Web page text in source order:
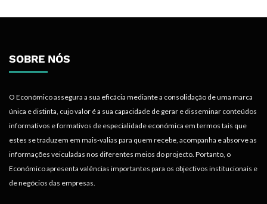
SOBRE NÓS
O Económico assegura a sua eficácia mediante a consolidação de uma marca
única e distinta, cujo valor é a sua capacidade de gerar e disseminar conteúdos
informativos e formativos de especialidade económica em termos tais que
estes se traduzem em mais-valias para quem recebe, acompanha e absorve as
informações veiculadas nos diferentes meios do projecto. Portanto, o
Económico apresenta valências importantes para os objectivos institucionais e
de negócios das empresas.